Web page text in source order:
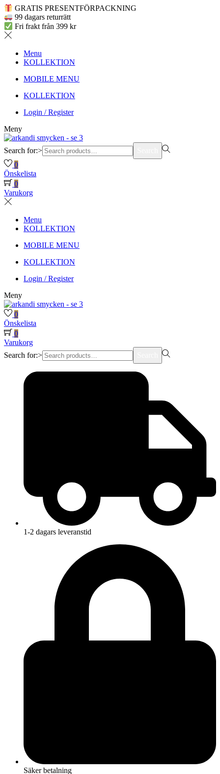
GRATIS PRESENTFÖRPACKNING
99 dagars returrätt
Fri frakt från 399 kr
Menu
KOLLEKTION
MOBILE MENU
KOLLEKTION
Login / Register
Meny
Search for:>
0
Önskelista
0
Varukorg
Menu
KOLLEKTION
MOBILE MENU
KOLLEKTION
Login / Register
Meny
0
Önskelista
0
Varukorg
Search for:>
1-2 dagars leveranstid
Säker betalning